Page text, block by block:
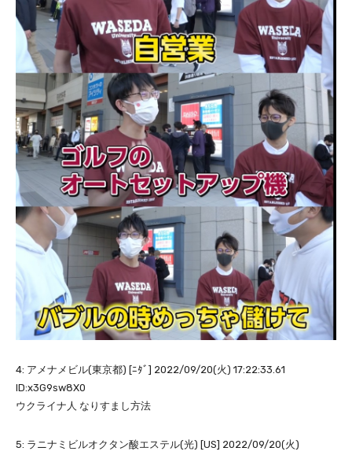
4: アメナメビル(東京都) [ﾆﾀﾞ] 2022/09/20(火) 17:22:33.61
ID:x3G9sw8X0
ウクライナ人 なりすまし方法
5: ラニナミビルオクタン酸エステル(光) [US] 2022/09/20(火)